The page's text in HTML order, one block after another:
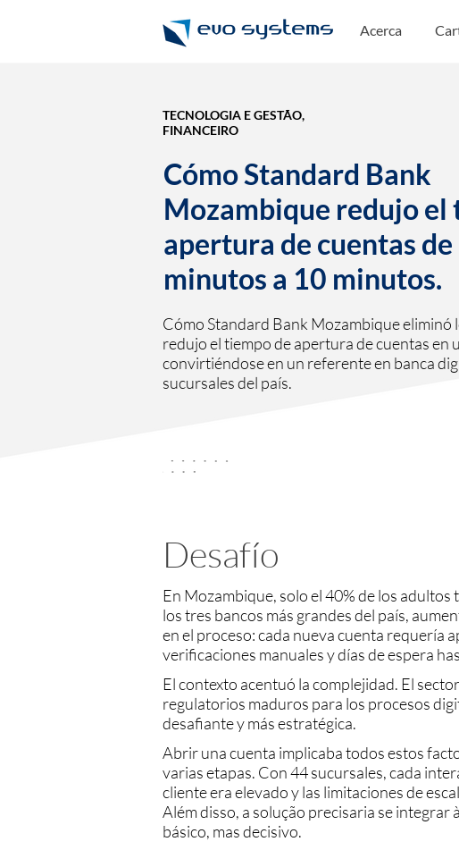
Acerca
TECNOLOGIA E GESTÃO,
FINANCEIRO
Cómo Standard Bank
Mozambique redujo el
apertura de cuentas
minutos a 10 minutos.
Cómo Standard Bank Mozambique eliminó
redujo el tiempo de apertura de cuentas en
convirtiéndose en un referente en banca
sucursales del país.
Desafío
En Mozambique, solo el 40% de los
los tres bancos más grandes del país,
en el proceso: cada nueva cuenta requería
verificaciones manuales y días de espera
El contexto acentuó la complejidad. El
regulatorios maduros para los procesos
desafiante y más estratégica.
Abrir una cuenta implicaba todos estos
varias etapas. Con 44 sucursales, cada
cliente era elevado y las limitaciones de
Além disso, a solução precisaria se
básico, mas decisivo.